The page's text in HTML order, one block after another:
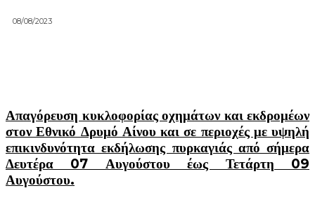
08/08/2023
Απαγόρευση κυκλοφορίας οχημάτων και εκδρομέων
στον Εθνικό Δρυμό Αίνου και σε περιοχές με υψηλή
επικινδυνότητα εκδήλωσης πυρκαγιάς από σήμερα
Δευτέρα 07 Αυγούστου έως Τετάρτη 09
Αυγούστου.